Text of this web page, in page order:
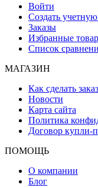
Войти
Создать
Заказы
Избранные
Список
МАГАЗИН
Как сделать заказ
Новости
Карта сайта
Политика
Договор купли-
ПОМОЩЬ
О компании
Блог